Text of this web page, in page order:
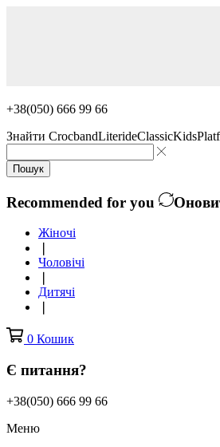
+38(050) 666 99 66
Знайти CrocbandLiterideClassicKids
Пошук
Recommended for you
Жіночі
Чоловічі
Дитячі
0 Кошик
Є питання?
+38(050) 666 99 66
Меню